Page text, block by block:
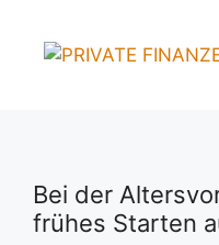
Inhalt
springen
Bei der
frühes Starten